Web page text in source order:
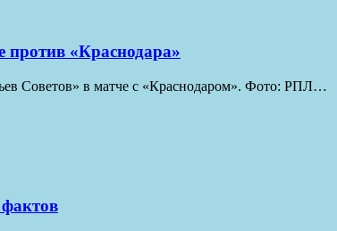
«Краснодара»
Советов» в матче с «Краснодаром». Фото: РПЛ…